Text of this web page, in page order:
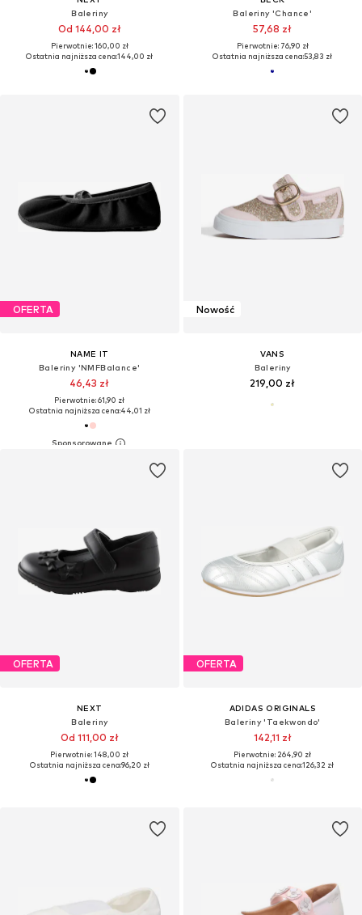
Baleriny
Od 144,00 zł
Pierwotnie: 160,00 zł
Ostatnia najniższa cena:144,00 zł
Baleriny 'Chance'
57,68 zł
Pierwotnie: 76,90 zł
Ostatnia najniższa cena:53,83 zł
OFERTA
NAME IT
Baleriny 'NMFBalance'
46,43 zł
Pierwotnie: 61,90 zł
Ostatnia najniższa cena:44,01 zł
Nowość
VANS
Baleriny
219,00 zł
OFERTA
NEXT
Baleriny
Od 111,00 zł
Pierwotnie: 148,00 zł
Ostatnia najniższa cena:96,20 zł
OFERTA
ADIDAS ORIGINALS
Baleriny 'Taekwondo'
142,11 zł
Pierwotnie: 264,90 zł
Ostatnia najniższa cena:126,32 zł